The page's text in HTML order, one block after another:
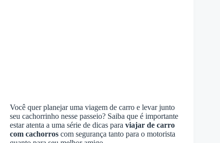
Você quer planejar uma viagem de carro e levar junto
seu cachorrinho nesse passeio? Saiba que é importante
estar atenta a uma série de dicas para viajar de carro
com cachorros com segurança tanto para o motorista